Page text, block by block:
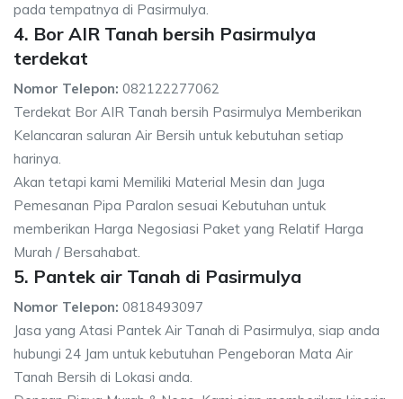
pada tempatnya di Pasirmulya.
4. Bor AIR Tanah bersih Pasirmulya
terdekat
Nomor Telepon: 082122277062
Terdekat Bor AIR Tanah bersih Pasirmulya Memberikan
Kelancaran saluran Air Bersih untuk kebutuhan setiap
harinya.
Akan tetapi kami Memiliki Material Mesin dan Juga
Pemesanan Pipa Paralon sesuai Kebutuhan untuk
memberikan Harga Negosiasi Paket yang Relatif Harga
Murah / Bersahabat.
5. Pantek air Tanah di Pasirmulya
Nomor Telepon: 0818493097
Jasa yang Atasi Pantek Air Tanah di Pasirmulya, siap anda
hubungi 24 Jam untuk kebutuhan Pengeboran Mata Air
Tanah Bersih di Lokasi anda.